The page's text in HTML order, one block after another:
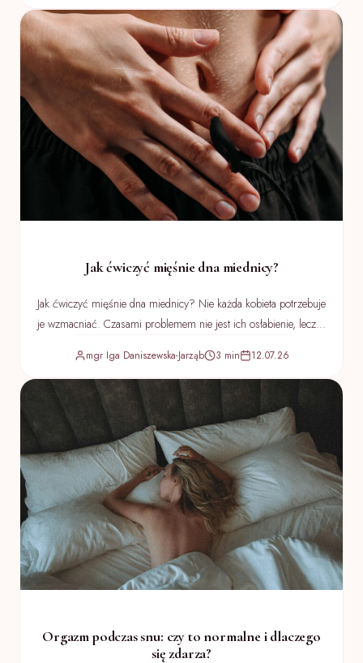
Jak ćwiczyć mięśnie dna miednicy?
Jak ćwiczyć mięśnie dna miednicy? Nie każda kobieta potrzebuje
je wzmacniać. Czasami problemem nie jest ich osłabienie, lecz...
mgr Iga Daniszewska-Jarząb 3 min 12.07.26
Orgazm podczas snu: czy to normalne i dlaczego
się zdarza?